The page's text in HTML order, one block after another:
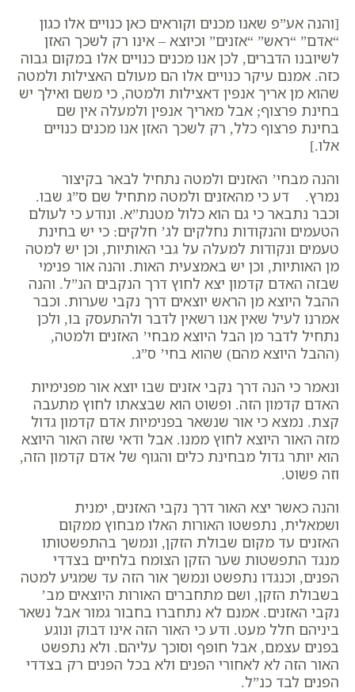
[והנה אע”פ שאנו מכנים וקוראים כאן כנויים אלו כגון
“אדם” “ראש” “אזנים” וכיוצא – אינו רק לשכך האזן
לשיובנו הדברים, לכן אנו מכנים כנויים אלו במקום גבוה
כזה. אמנם עיקר כנויים אלו הם מעולם האצילות ולמטה
שהוא מן אריך אנפין דאצילות ולמטה, כי משם ואילך יש
בחינת פרצוף; אבל מאריך אנפין ולמעלה אין שם
בחינת פרצוף כלל, רק לשכך האזן אנו מכנים כנויים
אלו.]
והנה מבחי’ האזנים ולמטה נתחיל לבאר בקיצור
נמרץ. דע כי מהאזנים ולמטה מתחיל שם ס”ג שבו.
וכבר נתבאר כי גם הוא כלול מטנת”א. ונודע כי לעולם
הטעמים והנקודות נחלקים לג’ חלקים: כי יש בחינת
טעמים ונקודות למעלה על גבי האותיות, וכן יש למטה
מן האותיות, וכן יש באמצעית האות. והנה אור פנימי
שבזה האדם קדמון יצא לחוץ דרך הנקבים הנ”ל. והנה
ההבל היוצא מן הראש יוצאים דרך נקבי שערות. וכבר
אמרנו לעיל שאין אנו רשאין לדבר ולהתעסק בו, ולכן
נתחיל לדבר מן הבל היוצא מבחי’ האזנים ולמטה,
(ההבל היוצא מהם) שהוא בחי’ ס”ג.
ונאמר כי הנה דרך נקבי אזנים שבו יוצא אור מפנימיות
האדם קדמון הזה. ופשוט הוא שבצאתו לחוץ מתעבה
קצת. נמצא כי אור שנשאר בפנימיות אדם קדמון גדול
מזה האור היוצא לחוץ ממנו. אבל ודאי שזה האור היוצא
הוא יותר גדול מבחינת כלים והגוף של אדם קדמון הזה,
וזה פשוט.
והנה כאשר יצא האור דרך נקבי האזנים, ימנית
ושמאלית, נתפשטו האורות האלו מבחוץ ממקום
האזנים עד מקום שבולת הזקן, ונמשך בהתפשטותו
מנגד התפשטות שער הזקן הצומח בלחיים בצדדי
הפנים, וכנגדו נתפשט ונמשך אור הזה עד שמגיע למטה
בשבולת הזקן, ושם מתחברים האורות היוצאים מב’
נקבי האזנים. אמנם לא נתחברו בחבור גמור אבל נשאר
ביניהם חלל מעט. ודע כי האור הזה אינו דבוק ונוגע
בפנים עצמם, אבל חופף וסוכך עליהם. ולא נתפשט
האור הזה לא לאחורי הפנים ולא בכל הפנים רק בצדדי
הפנים לבד כנ”ל.